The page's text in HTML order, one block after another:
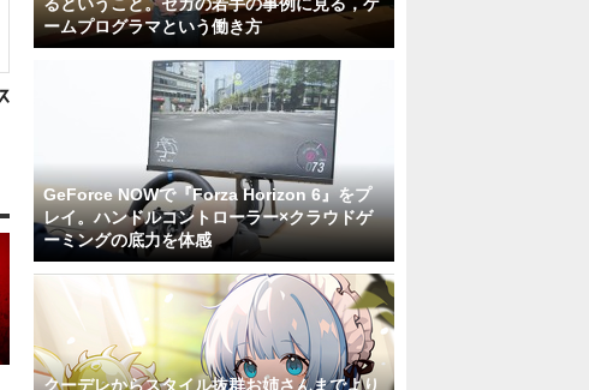
ームプログラマという働き方
GeForce NOWで『Forza Horizon 6』をプ
レイ。ハンドルコントローラー×クラウドゲ
ーミングの底力を体感
クーデレからスタイル抜群お姉さんまでより